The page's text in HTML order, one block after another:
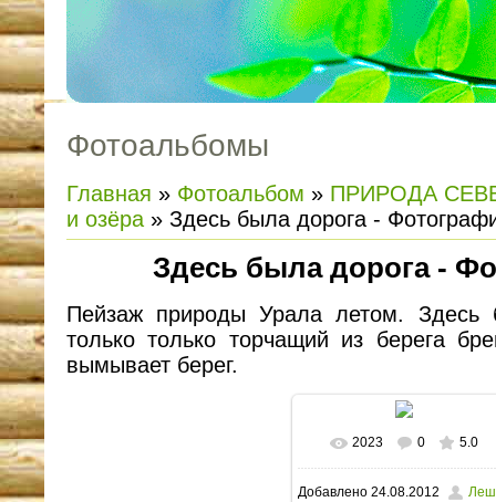
Фотоальбомы
Главная » Фотоальбом » ПРИРОДА
и озёра » Здесь была дорога -
Здесь была дорога -
Пейзаж природы Урала летом. Здесь
только только торчащий из берега
вымывает берег.
В реальном размере
2023 0 5.0
Добавлено24.08.2012